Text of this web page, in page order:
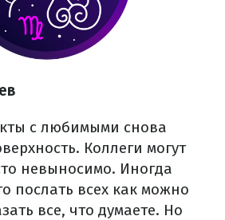
с любимыми снова
Коллеги могут
невыносимо. Иногда
послать всех как можно
все, что думаете. Но